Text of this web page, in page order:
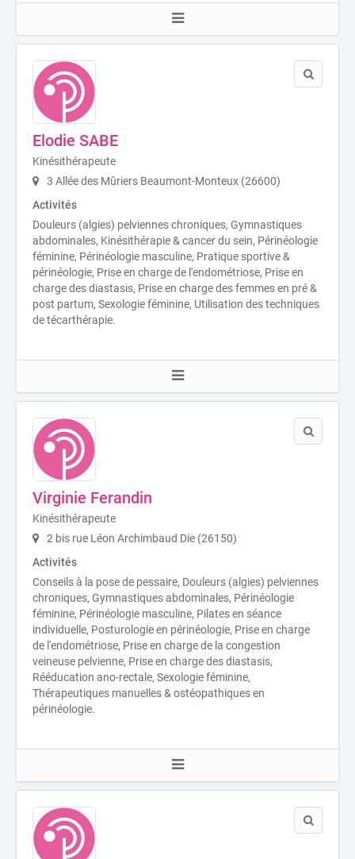
Elodie SABE
Kinésithérapeute
3 Allée des Mûriers Beaumont-Monteux (26600)
Activités
Douleurs (algies) pelviennes chroniques, Gymnastiques
abdominales, Kinésithérapie & cancer du sein, Périnéologie
féminine, Périnéologie masculine, Pratique sportive &
périnéologie, Prise en charge de l'endométriose, Prise en
charge des diastasis, Prise en charge des femmes en pré &
post partum, Sexologie féminine, Utilisation des techniques
de técarthérapie.
Virginie Ferandin
Kinésithérapeute
2 bis rue Léon Archimbaud Die (26150)
Activités
Conseils à la pose de pessaire, Douleurs (algies) pelviennes
chroniques, Gymnastiques abdominales, Périnéologie
féminine, Périnéologie masculine, Pilates en séance
individuelle, Posturologie en périnéologie, Prise en charge
de l'endométriose, Prise en charge de la congestion
veineuse pelvienne, Prise en charge des diastasis,
Rééducation ano-rectale, Sexologie féminine,
Thérapeutiques manuelles & ostéopathiques en
périnéologie.